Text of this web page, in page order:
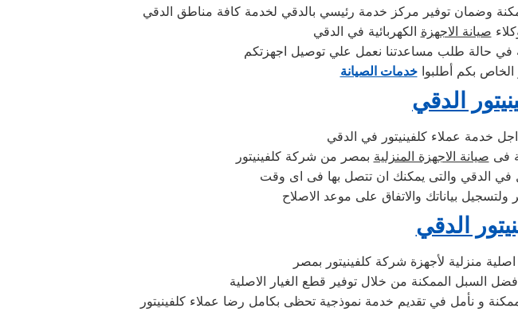
وضمان توفير مركز خدمة رئيسي بالدقي لخدمة كافة مناطق الدقي
صيانة الاجهزة الكهربائية في الدقي
بكم أطلبواخدمات الصيانة
الدقي
خدمة عملاء كلفينيتور في الدقي
فى صيانة الاجهزة المنزلية بمصر من شركة كلفينيتور
في الدقي والتى يمكنك ان تتصل بها فى اى وقت
بياناتك والاتفاق على موعد الاصلاح
الدقي
منزلية لأجهزة شركة كلفينيتور بمصر
السبل الممكنة من خلال توفير قطع الغيار الاصلية
و نأمل في تقديم خدمة نموذجية تحظى بكامل رضا عملاء كلفينيتور